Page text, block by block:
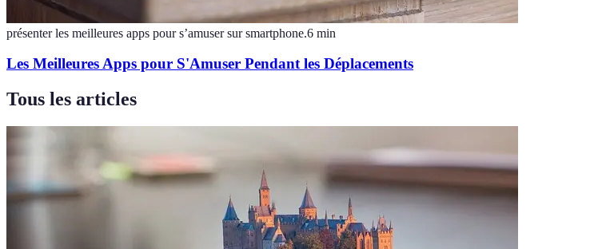
présenter les meilleures apps pour s’amuser sur smartphone.6 min
Les Meilleures Apps pour S'Amuser Pendant les Déplacements
Tous les articles